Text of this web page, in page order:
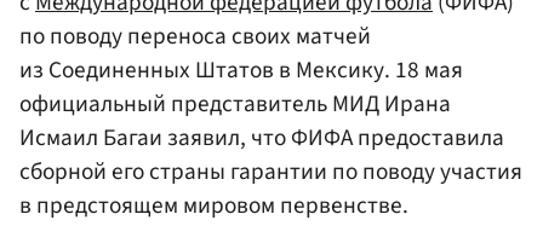
по поводу переноса своих матчей
из Соединенных Штатов в Мексику. 18 мая
официальный представитель МИД Ирана
Исмаил Багаи заявил, что ФИФА предоставила
сборной его страны гарантии по поводу участия
в предстоящем мировом первенстве.